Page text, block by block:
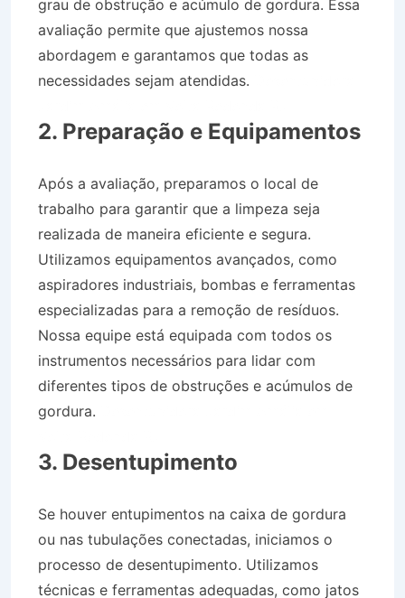
grau de obstrução e acúmulo de gordura. Essa
avaliação permite que ajustemos nossa
abordagem e garantamos que todas as
necessidades sejam atendidas.
2. Preparação e Equipamentos
Após a avaliação, preparamos o local de
trabalho para garantir que a limpeza seja
realizada de maneira eficiente e segura.
Utilizamos equipamentos avançados, como
aspiradores industriais, bombas e ferramentas
especializadas para a remoção de resíduos.
Nossa equipe está equipada com todos os
instrumentos necessários para lidar com
diferentes tipos de obstruções e acúmulos de
gordura.
3. Desentupimento
Se houver entupimentos na caixa de gordura
ou nas tubulações conectadas, iniciamos o
processo de desentupimento. Utilizamos
técnicas e ferramentas adequadas, como jatos